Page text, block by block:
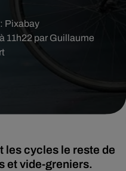
11h22 par Guillaume
Pixabay
les cycles le reste de
et vide-greniers.